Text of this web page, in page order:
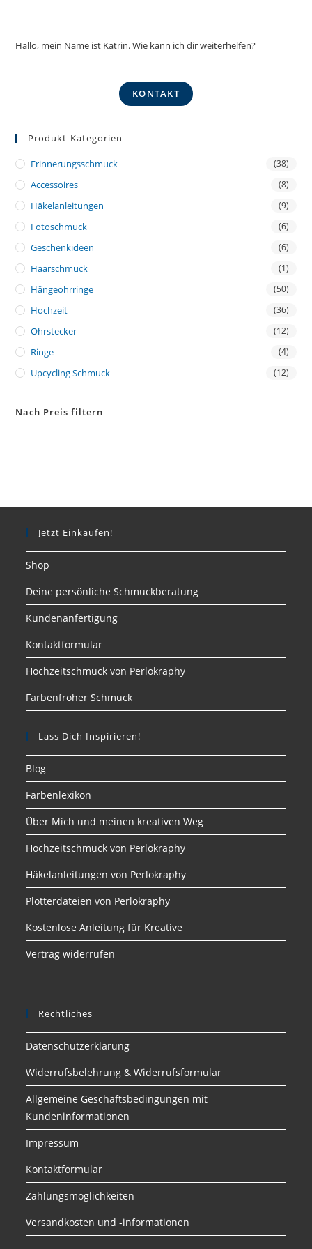
Hallo, mein Name ist Katrin. Wie kann ich dir weiterhelfen?
KONTAKT
Produkt-Kategorien
Erinnerungsschmuck (38)
Accessoires (8)
Häkelanleitungen (9)
Fotoschmuck (6)
Geschenkideen (6)
Haarschmuck (1)
Hängeohrringe (50)
Hochzeit (36)
Ohrstecker (12)
Ringe (4)
Upcycling Schmuck (12)
Nach Preis filtern
Jetzt Einkaufen!
Shop
Deine persönliche Schmuckberatung
Kundenanfertigung
Kontaktformular
Hochzeitschmuck von Perlokraphy
Farbenfroher Schmuck
Lass Dich Inspirieren!
Blog
Farbenlexikon
Über Mich und meinen kreativen Weg
Hochzeitschmuck von Perlokraphy
Häkelanleitungen von Perlokraphy
Plotterdateien von Perlokraphy
Kostenlose Anleitung für Kreative
Vertrag widerrufen
Rechtliches
Datenschutzerklärung
Widerrufsbelehrung & Widerrufsformular
Allgemeine Geschäftsbedingungen mit
Kundeninformationen
Impressum
Kontaktformular
Zahlungsmöglichkeiten
Versandkosten und -informationen